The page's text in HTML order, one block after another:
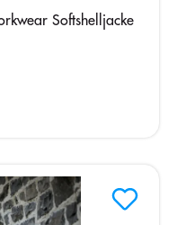
Softshelljacke